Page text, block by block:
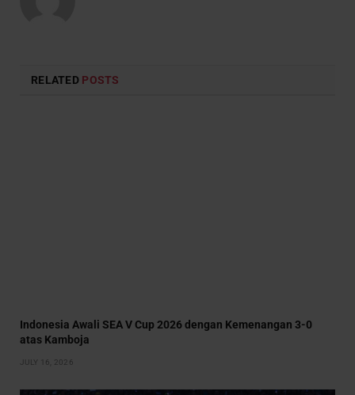
RELATED POSTS
Indonesia Awali SEA V Cup 2026 dengan Kemenangan 3-0
atas Kamboja
JULY 16, 2026